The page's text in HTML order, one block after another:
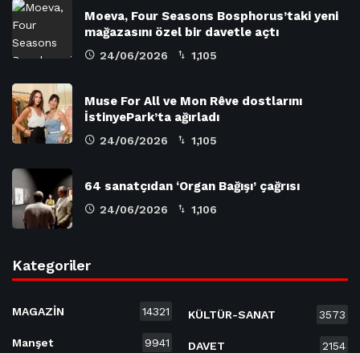
Moeva, Four Seasons Bosphorus’taki yeni
mağazasını özel bir davetle açtı
24/06/2026 1,105
Muse For All ve Mon Rêve dostlarını
İstinyePark’ta ağırladı
24/06/2026 1,105
64 sanatçıdan ‘Organ Bağışı’ çağrısı
24/06/2026 1,106
Kategoriler
MAGAZİN 14321
Manşet 9941
KÜLTÜR-SANAT 3573
DAVET 2154